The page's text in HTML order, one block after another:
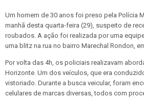
Um homem de 30 anos foi preso pela Polícia
manhã desta quarta-feira (29), suspeito de
roubados. A ação foi realizada por uma
uma blitz na rua no bairro Marechal Rondon,
Por volta das 4h, os policiais realizavam
Horizonte. Um dos veículos, que era
vistoriado. Durante a busca veicular, foram
celulares de marcas diversas, todos com